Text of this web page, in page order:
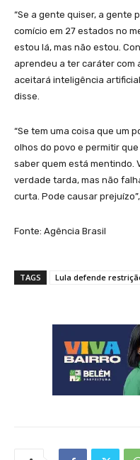
“Se a gente quiser, a gente
comício em 27 estados no
estou lá, mas não estou.
aprendeu a ter caráter com
aceitará inteligência
disse.
“Se tem uma coisa que um
olhos do povo e permitir
saber quem está mentindo.
verdade tarda, mas não
curta. Pode causar
Fonte: Agência Brasil
TAGS Lula defende